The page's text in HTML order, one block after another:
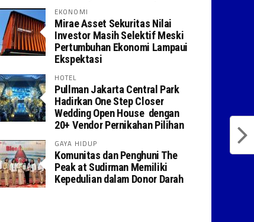
EKONOMI
Mirae Asset Sekuritas Nilai
Investor Masih Selektif Meski
Pertumbuhan Ekonomi Lampaui
Ekspektasi
HOTEL
Pullman Jakarta Central Park
Hadirkan One Step Closer
Wedding Open House dengan
20+ Vendor Pernikahan Pilihan
GAYA HIDUP
Komunitas dan Penghuni The
Peak at Sudirman Memiliki
Kepedulian dalam Donor Darah